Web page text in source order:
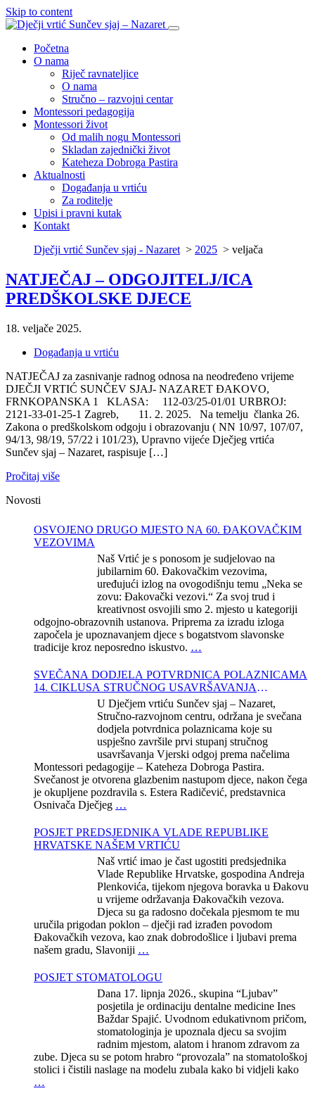
Skip to content
Početna
O nama
Riječ ravnateljice
O nama
Stručno – razvojni centar
Montessori pedagogija
Montessori život
Od malih nogu Montessori
Skladan zajednički život
Kateheza Dobroga Pastira
Aktualnosti
Događanja u vrtiću
Za roditelje
Upisi i pravni kutak
Kontakt
Dječji vrtić Sunčev sjaj - Nazaret > 2025 > veljača
NATJEČAJ – ODGOJITELJ/ICA
PREDŠKOLSKE DJECE
18. veljače 2025.
Događanja u vrtiću
NATJEČAJ za zasnivanje radnog odnosa na neodređeno vrijeme
DJEČJI VRTIĆ SUNČEV SJAJ- NAZARET ĐAKOVO,
FRNKOPANSKA 1 KLASA: 112-03/25-01/01 URBROJ:
2121-33-01-25-1 Zagreb, 11. 2. 2025. Na temelju članka 26.
Zakona o predškolskom odgoju i obrazovanju ( NN 10/97, 107/07,
94/13, 98/19, 57/22 i 101/23), Upravno vijeće Dječjeg vrtića
Sunčev sjaj – Nazaret, raspisuje […]
Pročitaj više
Novosti
OSVOJENO DRUGO MJESTO NA 60. ĐAKOVAČKIM
VEZOVIMA
Naš Vrtić je s ponosom je sudjelovao na
jubilarnim 60. Đakovačkim vezovima,
uređujući izlog na ovogodišnju temu „Neka se
zovu: Đakovački vezovi.“ Za svoj trud i
kreativnost osvojili smo 2. mjesto u kategoriji
odgojno-obrazovnih ustanova. Priprema za izradu izloga
započela je upoznavanjem djece s bogatstvom slavonske
tradicije kroz neposredno iskustvo. …
SVEČANA DODJELA POTVRDNICA POLAZNICAMA
14. CIKLUSA STRUČNOG USAVRŠAVANJA
KATEHEZE DOBROGA PASTIRA
U Dječjem vrtiću Sunčev sjaj – Nazaret,
Stručno-razvojnom centru, održana je svečana
dodjela potvrdnica polaznicama koje su
uspješno završile prvi stupanj stručnog
usavršavanja Vjerski odgoj prema načelima
Montessori pedagogije – Kateheza Dobroga Pastira.
Svečanost je otvorena glazbenim nastupom djece, nakon čega
je okupljene pozdravila s. Estera Radičević, predstavnica
Osnivača Dječjeg …
POSJET PREDSJEDNIKA VLADE REPUBLIKE
HRVATSKE NAŠEM VRTIĆU
Naš vrtić imao je čast ugostiti predsjednika
Vlade Republike Hrvatske, gospodina Andreja
Plenkovića, tijekom njegova boravka u Đakovu
u vrijeme održavanja Đakovačkih vezova.
Djeca su ga radosno dočekala pjesmom te mu
uručila prigodan poklon – dječji rad izrađen povodom
Đakovačkih vezova, kao znak dobrodošlice i ljubavi prema
našem gradu, Slavoniji …
POSJET STOMATOLOGU
Dana 17. lipnja 2026., skupina “Ljubav”
posjetila je ordinaciju dentalne medicine Ines
Baždar Spajić. Uvodnom edukativnom pričom,
stomatologinja je upoznala djecu sa svojim
radnim mjestom, alatom i hranom zdravom za
zube. Djeca su se potom hrabro “provozala” na stomatološkoj
stolici i čistili naslage na modelu zubala kako bi vidjeli kako
…